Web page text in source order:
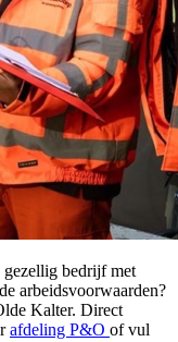
bedrijf met
arbeidsvoorwaarden?
Kalter. Direct
afdeling P&O of vul